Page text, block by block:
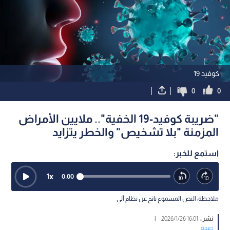
كوفيد 19
0
0
"ضريبة كوفيد-19 الخفية".. ملايين الأمراض
المزمنة "بلا تشخيص" والخطر يتزايد
استمع للخبر:
0:00
1x
ملاحظة: النص المسموع ناتج عن نظام آلي
نشر : 16:01 2026/1/26
|
صحة